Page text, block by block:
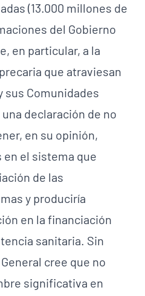
(13.000 millones de
del Gobierno
en particular, a la
que atraviesan
sus Comunidades
declaración de no
en su opinión,
el sistema que
de las
y produciría
en la financiación
sanitaria. Sin
cree que no
significativa en